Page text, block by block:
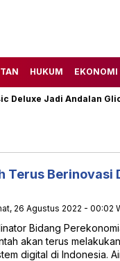
HUKUM EKONOMI
Deluxe Jadi Andalan
Terus Berinovasi
26 Agustus 2022 - 00:02
Bidang
akan terus
digital di Indonesia.